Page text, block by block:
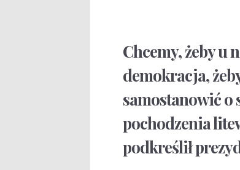
Chcemy, żeby u
demokracja,
samostanowić o
pochodzenia
podkreślił